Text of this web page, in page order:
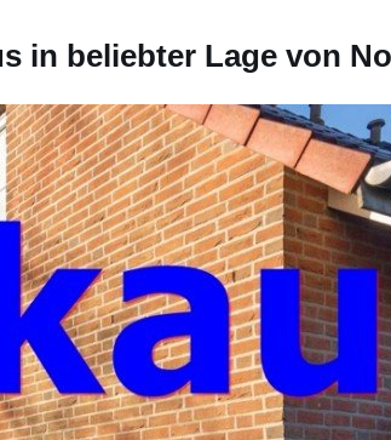
in beliebter Lage von